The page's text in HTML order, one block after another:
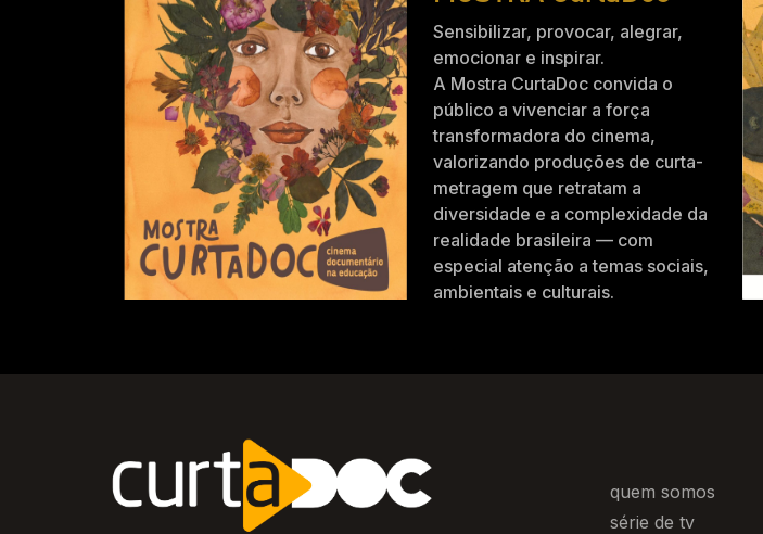
Sensibilizar, provocar, alegrar,
emocionar e inspirar.
A Mostra CurtaDoc convida o
público a vivenciar a força
transformadora do cinema,
valorizando produções de curta-
metragem que retratam a
diversidade e a complexidade da
realidade brasileira — com
especial atenção a temas sociais,
ambientais e culturais.
quem somos
série de tv